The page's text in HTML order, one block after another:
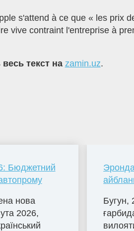
s'attend à ce que « les prix
vive contraint l'entreprise à
весь текст на zamin.uz.
Бюджетний
нова
2026,
Бугун,